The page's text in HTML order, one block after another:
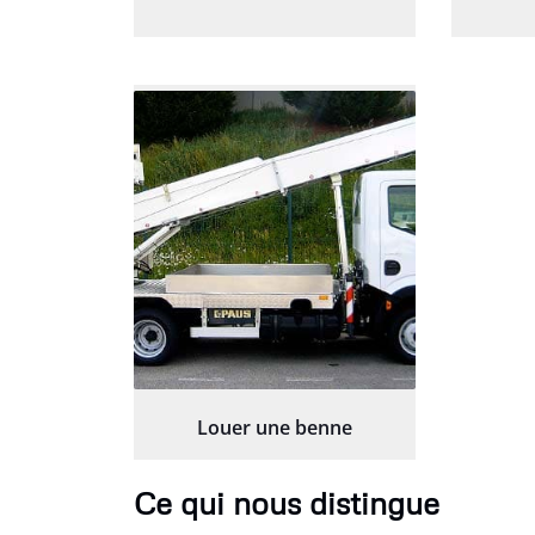
Louer une benne
Ce qui nous distingue